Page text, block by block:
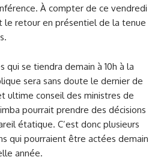
À compter de ce vendredi
le retour en présentiel de la tenue
qui se tiendra demain à 10h à la
sera sans doute le dernier de
ultime conseil des ministres de
pourrait prendre des décisions
étatique. C’est donc plusieurs
qui pourraient être actées demain
année.